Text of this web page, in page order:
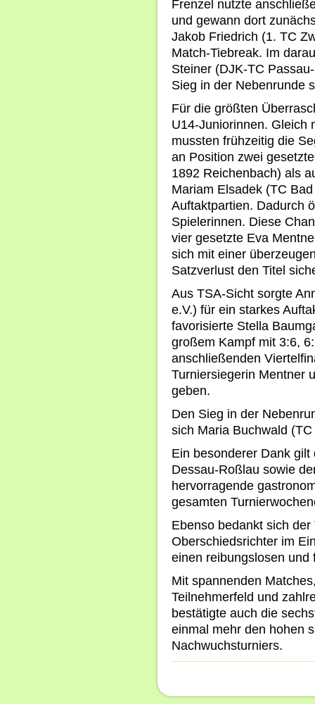
Frenzel nutzte
und gewann dort
Jakob Friedrich (1. TC
Match-Tiebreak. Im
Steiner (DJK-TC
Sieg in der Nebenrunde
Für die größten
U14-Juniorinnen. Gleich
mussten frühzeitig die
an Position zwei
1892 Reichenbach) als
Mariam Elsadek (TC
Auftaktpartien. Dadurch
Spielerinnen. Diese
vier gesetzte Eva
sich mit einer
Satzverlust den Titel
Aus TSA-Sicht sorgte
e.V.) für ein starkes
favorisierte Stella
großem Kampf mit 3:6,
anschließenden
Turniersiegerin Mentner
geben.
Den Sieg in der
sich Maria Buchwald
Ein besonderer Dank
Dessau-Roßlau sowie
hervorragende
gesamten
Ebenso bedankt sich
Oberschiedsrichter im
einen reibungslosen und
Mit spannenden
Teilnehmerfeld und
bestätigte auch die
einmal mehr den hohen
Nachwuchsturniers.